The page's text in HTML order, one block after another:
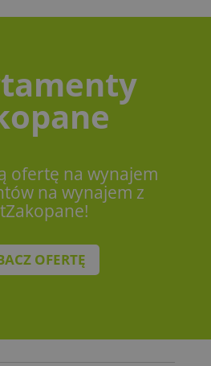
ofertę na wynajem
na wynajem z
OFERTĘ